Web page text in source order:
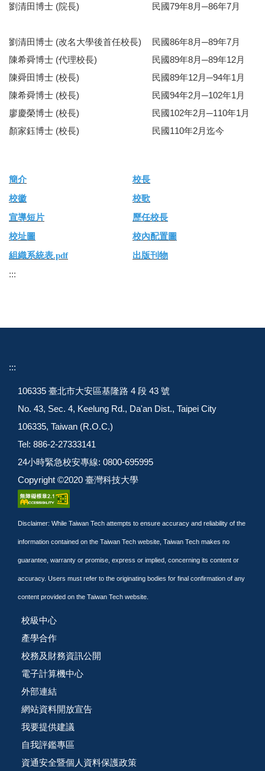
劉清田博士 (院長)
民國79年8月─86年7月
劉清田博士 (改名大學後首任校長)
民國86年8月─89年7月
陳希舜博士 (代理校長)
民國89年8月─89年12月
陳舜田博士 (校長)
民國89年12月─94年1月
陳希舜博士 (校長)
民國94年2月─102年1月
廖慶榮博士 (校長)
民國102年2月─110年1月
顏家鈺博士 (校長)
民國110年2月迄今
簡介
校長
校徽
校歌
宣導短片
歷任校長
校址圖
校內配置圖
組織系統表.pdf
出版刊物
:::
:::
106335 臺北市大安區基隆路 4 段 43 號
No. 43, Sec. 4, Keelung Rd., Da'an Dist., Taipei City
106335, Taiwan (R.O.C.)
Tel: 886-2-27333141
24小時緊急校安專線: 0800-695995
Copyright ©2020 臺灣科技大學
Disclaimer: While Taiwan Tech attempts to ensure accuracy and reliability of the
information contained on the Taiwan Tech website, Taiwan Tech makes no
guarantee, warranty or promise, express or implied, concerning its content or
accuracy. Users must refer to the originating bodies for final confirmation of any
content provided on the Taiwan Tech website.
校級中心
產學合作
校務及財務資訊公開
電子計算機中心
外部連結
網站資料開放宣告
我要提供建議
自我評鑑專區
資通安全暨個人資料保護政策